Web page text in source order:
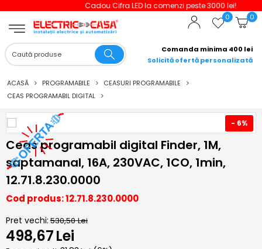
Cadou Cifra LED la comenzi peste 3000 lei!
0 0
Comanda minima 400 lei
Solicită ofertă personalizată
ACASĂ PROGRAMABILE
CEASURI PROGRAMABILE
CEAS PROGRAMABIL DIGITAL
- 6%
Ceas programabil digital Finder, 1M,
saptamanal, 16A, 230VAC, 1CO, 1min,
12.71.8.230.0000
Cod produs: 12.71.8.230.0000
Pret vechi: 530,50 Lei
498,67Lei